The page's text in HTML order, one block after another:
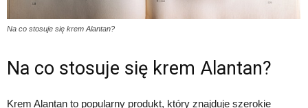
Na co stosuje się krem Alantan?
Na co stosuje się krem Alantan?
Krem Alantan to popularny produkt, który znajduje szerokie